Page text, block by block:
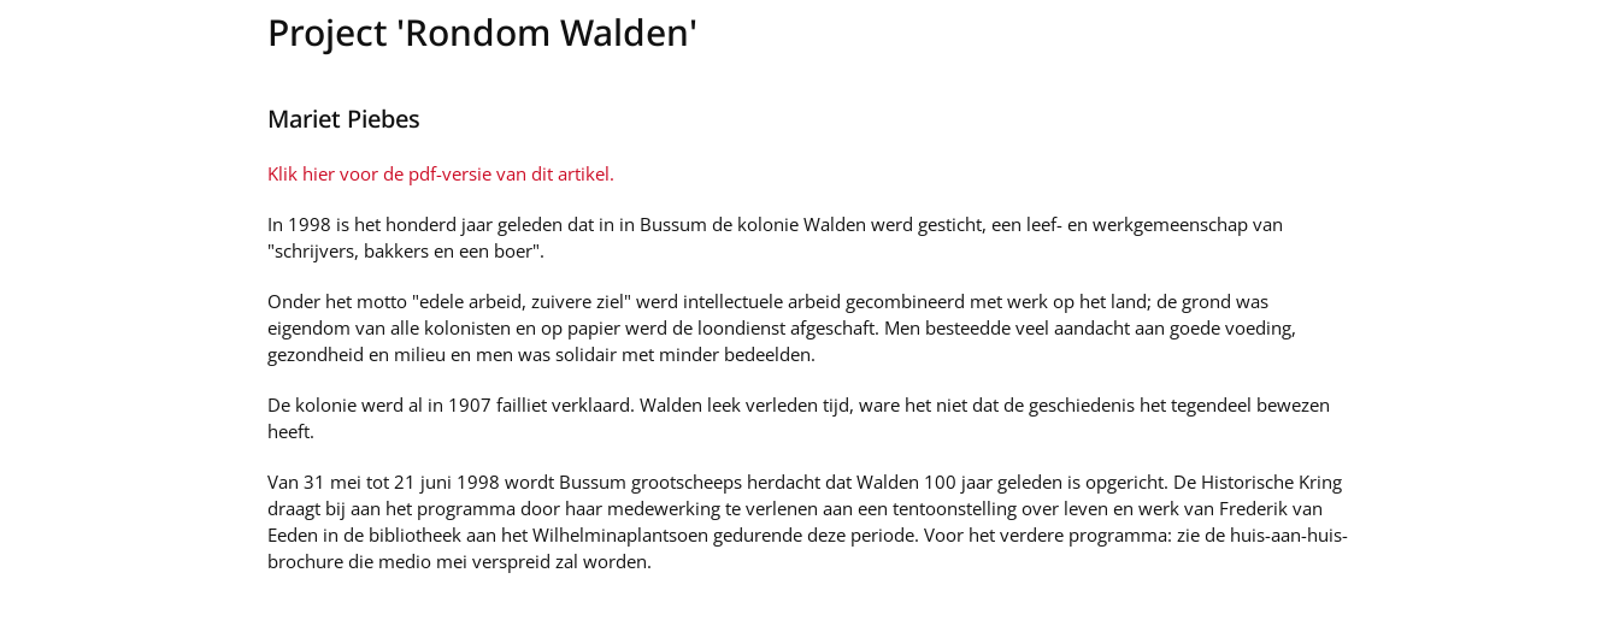
Project 'Rondom Walden'
Mariet Piebes
Klik hier voor de pdf-versie van dit artikel.
In 1998 is het honderd jaar geleden dat in in Bussum de kolonie Walden werd gesticht, een leef- en werkgemeenschap van
"schrijvers, bakkers en een boer".
Onder het motto "edele arbeid, zuivere ziel" werd intellectuele arbeid gecombineerd met werk op het land; de grond was
eigendom van alle kolonisten en op papier werd de loondienst afgeschaft. Men besteedde veel aandacht aan goede voeding,
gezondheid en milieu en men was solidair met minder bedeelden.
De kolonie werd al in 1907 failliet verklaard. Walden leek verleden tijd, ware het niet dat de geschiedenis het tegendeel bewezen
heeft.
Van 31 mei tot 21 juni 1998 wordt Bussum grootscheeps herdacht dat Walden 100 jaar geleden is opgericht. De Historische Kring
draagt bij aan het programma door haar medewerking te verlenen aan een tentoonstelling over leven en werk van Frederik van
Eeden in de bibliotheek aan het Wilhelminaplantsoen gedurende deze periode. Voor het verdere programma: zie de huis-aan-huis-
brochure die medio mei verspreid zal worden.